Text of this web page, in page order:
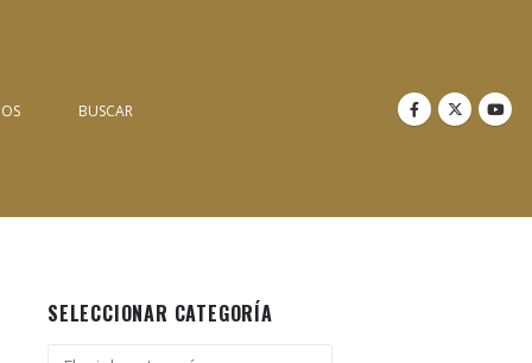
BUSCAR
SELECCIONAR CATEGORÍA
Seleccionar